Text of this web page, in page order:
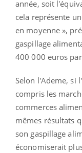
année, soit
cela représente
en moyenne »,
gaspillage
400 000 euros
Selon l'Ademe, si
compris les
commerces
mêmes résultats
son gaspillage
économiserait